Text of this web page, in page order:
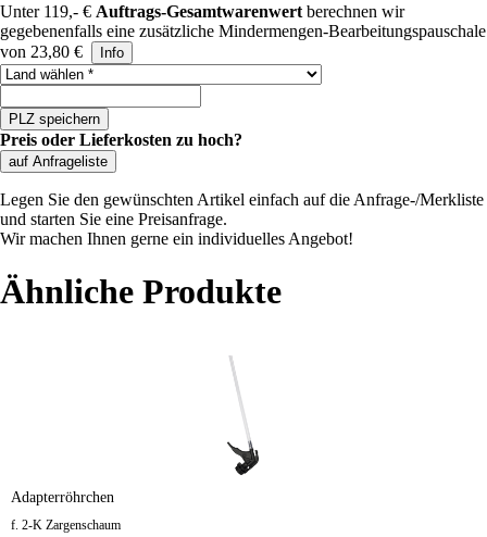
Unter 119,- € Auftrags-Gesamtwarenwert berechnen wir
gegebenenfalls eine zusätzliche Mindermengen-Bearbeitungspauschale
von 23,80 €
Info
Land auswählen
PLZ speichern
Preis oder Lieferkosten zu hoch?
auf Anfrageliste
Legen Sie den gewünschten Artikel einfach auf die Anfrage-/Merkliste
und starten Sie eine Preisanfrage.
Wir machen Ihnen gerne ein individuelles Angebot!
Ähnliche Produkte
Adapterröhrchen
f. 2-K Zargenschaum